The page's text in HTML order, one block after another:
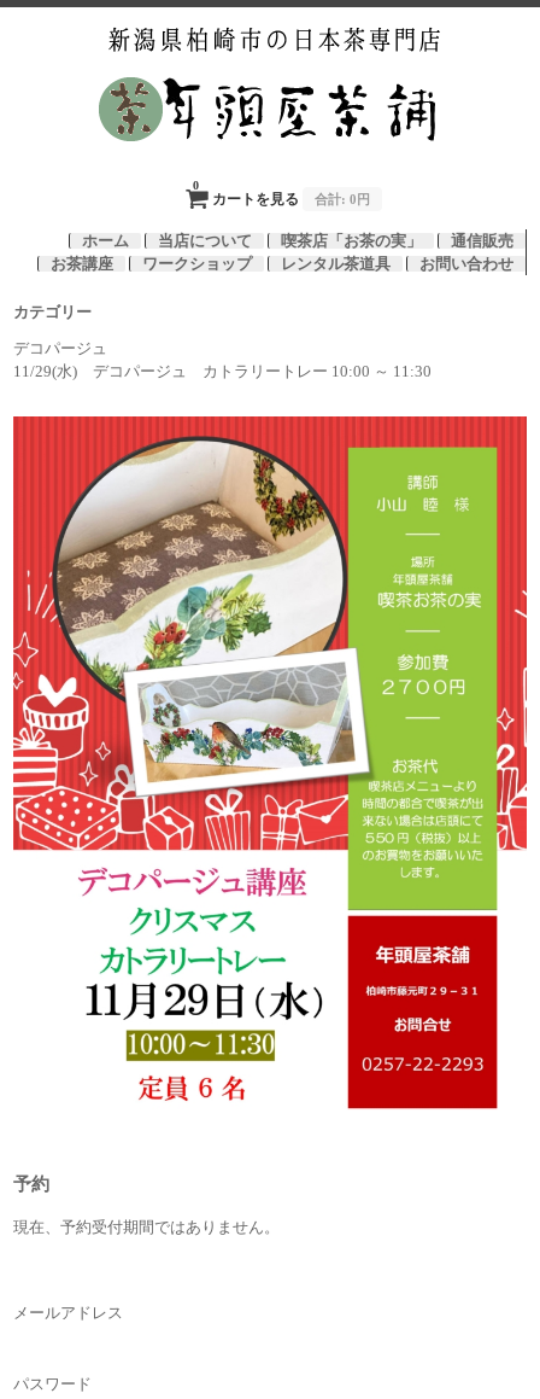
カートを見る
0
合計: 0円
ホーム 当店について 喫茶店「お茶の実」
通信販売
お茶講座
ワークショップ レンタル茶道具 お問い合わせ
カテゴリー
デコパージュ
11/29(水) デコパージュ カトラリートレー 10:00 ～ 11:30
予約
現在、予約受付期間ではありません。
メールアドレス
パスワード